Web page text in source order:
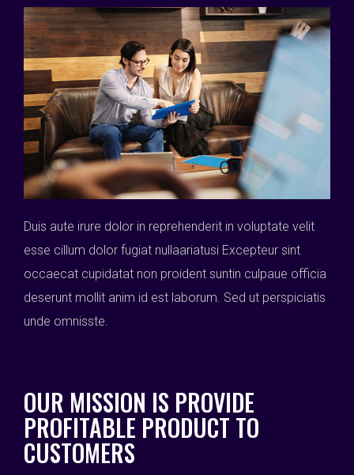
Duis aute irure dolor in reprehenderit in voluptate velit
esse cillum dolor fugiat nullaariatusi Excepteur sint
occaecat cupidatat non proident suntin culpaue officia
deserunt mollit anim id est laborum. Sed ut perspiciatis
unde omnisste.
OUR MISSION IS PROVIDE
PROFITABLE PRODUCT TO
CUSTOMERS